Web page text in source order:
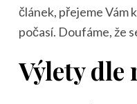
článek, přejeme Vám
počasí. Doufáme, že
Výlety dle